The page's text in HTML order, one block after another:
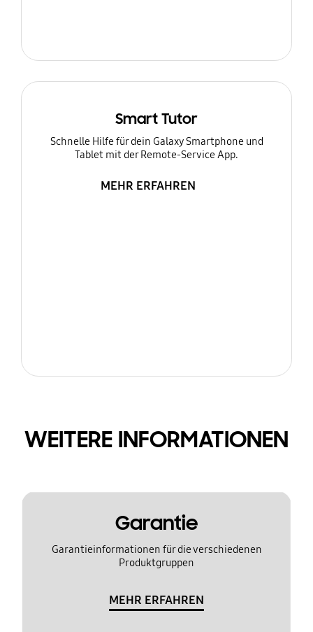
Smart Tutor
Schnelle Hilfe für dein Galaxy Smartphone und
Tablet mit der Remote-Service App.
MEHR ERFAHREN
WEITERE INFORMATIONEN
Garantie
Garantieinformationen für die verschiedenen
Produktgruppen
MEHR ERFAHREN